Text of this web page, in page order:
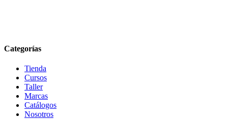
Categorías
Tienda
Cursos
Taller
Marcas
Catálogos
Nosotros